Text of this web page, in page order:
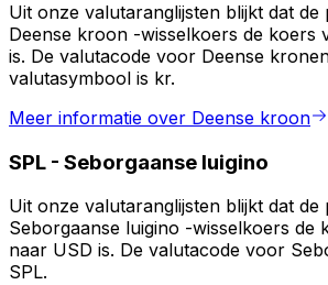
Uit onze valutaranglijsten blijkt dat de
Deense kroon -wisselkoers de koers
is. De valutacode voor Deense
valutasymbool is kr.
Meer informatie over Deense kroon
SPL - Seborgaanse luigino
Uit onze valutaranglijsten blijkt dat de
Seborgaanse luigino -wisselkoers de
naar USD is. De valutacode voor
SPL.